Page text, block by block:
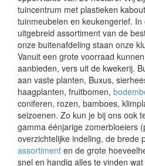
tuincentrum met plastieken
tuinmeubelen en keukengerief.
uitgebreid assortiment van de
onze buitenafdeling staan onze
Vanuit een grote voorraad
aanbieden, vers uit de kwekerij.
aan vaste planten, Buxus,
haagplanten, fruitbomen,
coniferen, rozen, bamboes,
seizoenen. Zo kun je bij ons ook
gamma éénjarige zomerbloeiers
overzichtelijke indeling, de brede
assortiment en de grote
snel en handig alles te vinden